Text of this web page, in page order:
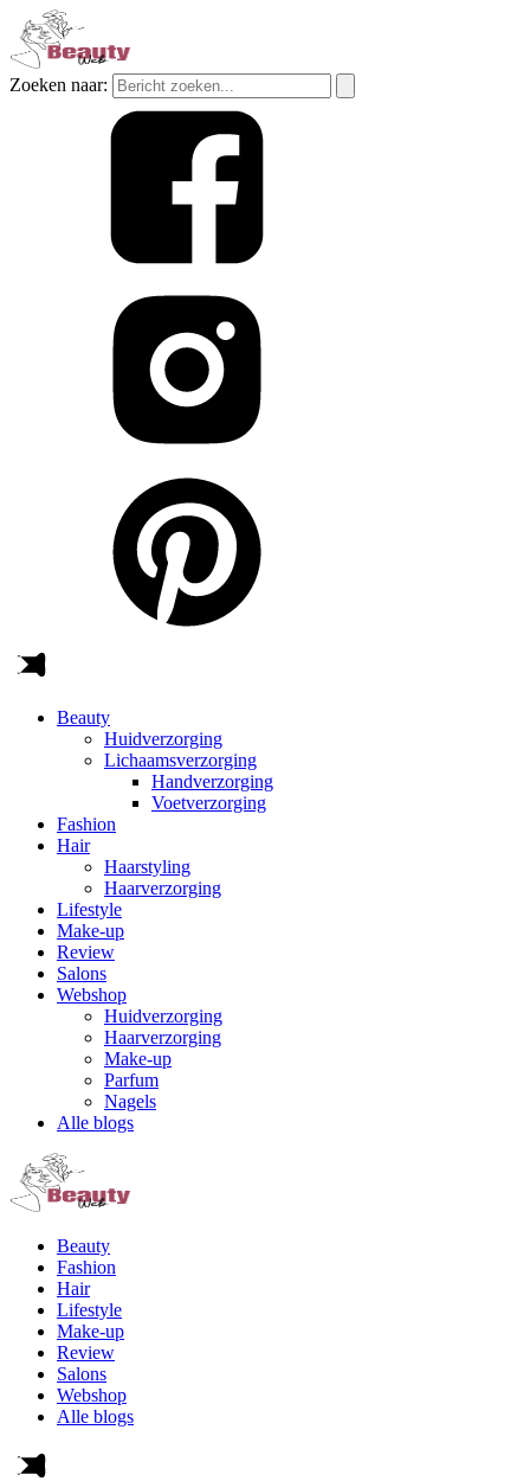
Zoeken naar:
Beauty
Huidverzorging
Lichaamsverzorging
Handverzorging
Voetverzorging
Fashion
Hair
Haarstyling
Haarverzorging
Lifestyle
Make-up
Review
Salons
Webshop
Huidverzorging
Haarverzorging
Make-up
Parfum
Nagels
Alle blogs
Beauty
Fashion
Hair
Lifestyle
Make-up
Review
Salons
Webshop
Alle blogs